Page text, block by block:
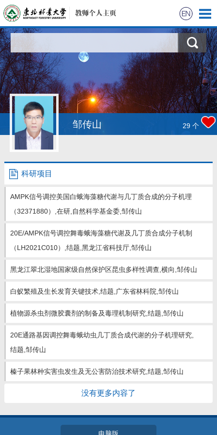
科学研究
教学研究
获奖信息
招生信息
学生信息
我的相册
邹传山 29 个
科研项目
AMPK信号调控美国白蛾海藻糖代谢与几丁质合成的分子机理
（32371880）,在研,自然科学基金委,邹传山
20E/AMPK信号调控舞毒蛾海藻糖代谢及几丁质合成分子机制
（LH2021C010）,结题,黑龙江省科技厅,邹传山
黑龙江翠北湿地国家级自然保护区昆虫多样性调查,横向,邹传山
白蚁繁殖及生长发育关键技术,结题,广东省林科院,邹传山
植物源杀虫剂微胶囊剂的制备及毒理机制研究,结题,邹传山
20E通路基因调控舞毒蛾幼虫几丁质合成代谢的分子机理研究,
结题,邹传山
榛子果林种实害虫发生及无公害防治技术研究,结题,邹传山
没有更多内容了